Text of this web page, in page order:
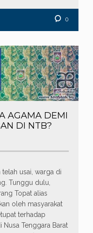
0
AGAMA DEMI
DI NTB?
usai, warga di
Tunggu dulu,
Topat alias
oleh masyarakat
terhadap
Nusa Tenggara Barat